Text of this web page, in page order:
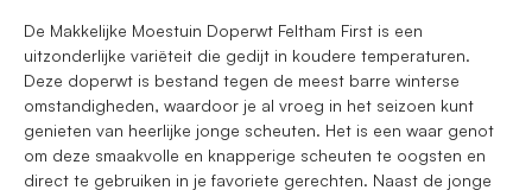
De Makkelijke Moestuin Doperwt Feltham First is een
uitzonderlijke variëteit die gedijt in koudere temperaturen.
Deze doperwt is bestand tegen de meest barre winterse
omstandigheden, waardoor je al vroeg in het seizoen kunt
genieten van heerlijke jonge scheuten. Het is een waar genot
om deze smaakvolle en knapperige scheuten te oogsten en
direct te gebruiken in je favoriete gerechten. Naast de jonge